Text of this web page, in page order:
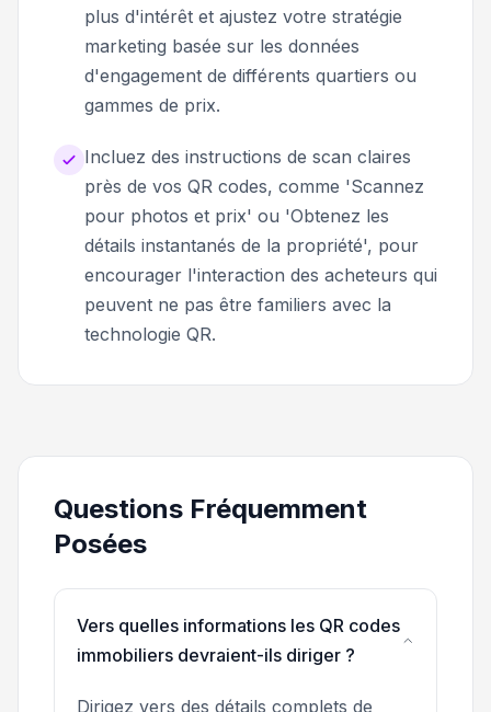
plus d'intérêt et ajustez votre stratégie
marketing basée sur les données
d'engagement de différents quartiers ou
gammes de prix.
Incluez des instructions de scan claires
près de vos QR codes, comme 'Scannez
pour photos et prix' ou 'Obtenez les
détails instantanés de la propriété', pour
encourager l'interaction des acheteurs qui
peuvent ne pas être familiers avec la
technologie QR.
Questions Fréquemment
Posées
Vers quelles informations les QR codes
immobiliers devraient-ils diriger ?
Dirigez vers des détails complets de